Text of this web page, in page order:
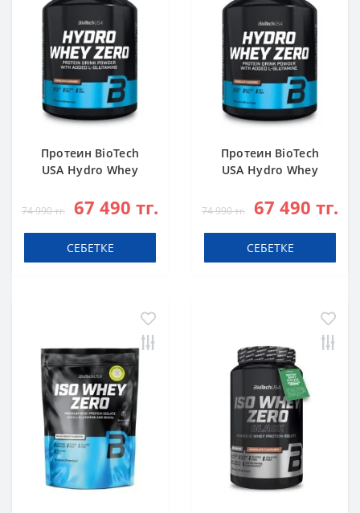
Протеин BioTech
USA Hydro Whey
g
74 990 тг. 67 490 тг.
СЕБЕТКЕ
Протеин BioTech
USA Hydro Whey
74 990 тг. 67 490 тг.
СЕБЕТКЕ